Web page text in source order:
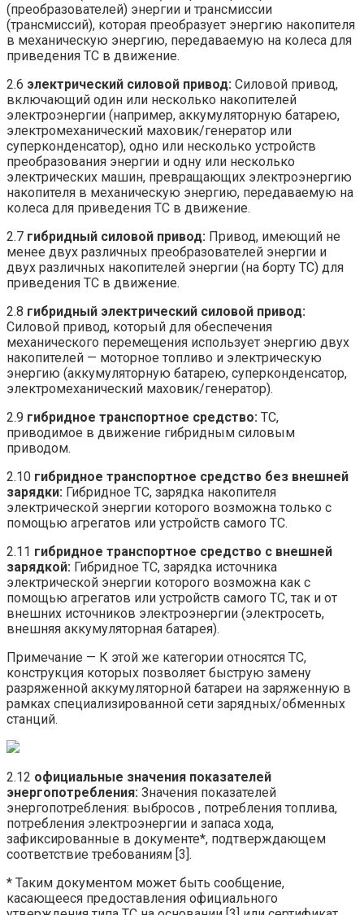
(преобразователей) энергии и трансмиссии
(трансмиссий), которая преобразует энергию накопителя
в механическую энергию, передаваемую на колеса для
приведения ТС в движение.
2.6 электрический силовой привод: Силовой привод,
включающий один или несколько накопителей
электроэнергии (например, аккумуляторную батарею,
электромеханический маховик/генератор или
суперконденсатор), одно или несколько устройств
преобразования энергии и одну или несколько
электрических машин, превращающих электроэнергию
накопителя в механическую энергию, передаваемую на
колеса для приведения ТС в движение.
2.7 гибридный силовой привод: Привод, имеющий не
менее двух различных преобразователей энергии и
двух различных накопителей энергии (на борту ТС) для
приведения ТС в движение.
2.8 гибридный электрический силовой привод:
Силовой привод, который для обеспечения
механического перемещения использует энергию двух
накопителей — моторное топливо и электрическую
энергию (аккумуляторную батарею, суперконденсатор,
электромеханический маховик/генератор).
2.9 гибридное транспортное средство: ТС,
приводимое в движение гибридным силовым
приводом.
2.10 гибридное транспортное средство без внешней
зарядки: Гибридное ТС, зарядка накопителя
электрической энергии которого возможна только с
помощью агрегатов или устройств самого ТС.
2.11 гибридное транспортное средство с внешней
зарядкой: Гибридное ТС, зарядка источника
электрической энергии которого возможна как с
помощью агрегатов или устройств самого ТС, так и от
внешних источников электроэнергии (электросеть,
внешняя аккумуляторная батарея).
Примечание — К этой же категории относятся ТС,
конструкция которых позволяет быструю замену
разряженной аккумуляторной батареи на заряженную в
рамках специализированной сети зарядных/обменных
станций.
2.12 официальные значения показателей
энергопотребления: Значения показателей
энергопотребления: выбросов , потребления топлива,
потребления электроэнергии и запаса хода,
зафиксированные в документе*, подтверждающем
соответствие требованиям [3].
* Таким документом может быть сообщение,
касающееся предоставления официального